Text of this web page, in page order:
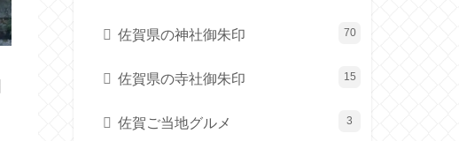
佐賀県の神社御朱印 70
佐賀県の寺社御朱印 15
佐賀ご当地グルメ 3